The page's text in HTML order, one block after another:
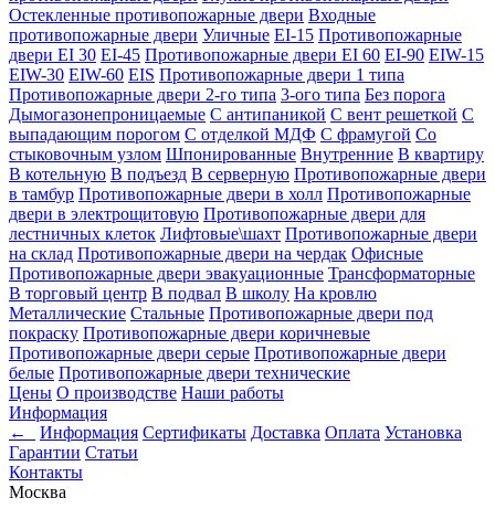
Остекленные противопожарные двери Входные
противопожарные двери Уличные EI-15 Противопожарные
двери EI 30 EI-45 Противопожарные двери EI 60 EI-90 EIW-15
EIW-30 EIW-60 EIS Противопожарные двери 1 типа
Противопожарные двери 2-го типа 3-ого типа Без порога
Дымогазонепроницаемые С антипаникой С вент решеткой С
выпадающим порогом С отделкой МДФ С фрамугой Со
стыковочным узлом Шпонированные Внутренние В квартиру
В котельную В подъезд В серверную Противопожарные двери
в тамбур Противопожарные двери в холл Противопожарные
двери в электрощитовую Противопожарные двери для
лестничных клеток Лифтовые\шахт Противопожарные двери
на склад Противопожарные двери на чердак Офисные
Противопожарные двери эвакуационные Трансформаторные
В торговый центр В подвал В школу На кровлю
Металлические Стальные Противопожарные двери под
покраску Противопожарные двери коричневые
Противопожарные двери серые Противопожарные двери
белые Противопожарные двери технические
Цены О производстве Наши работы
Информация
←
Информация Сертификаты Доставка Оплата Установка
Гарантии Статьи
Контакты
Москва